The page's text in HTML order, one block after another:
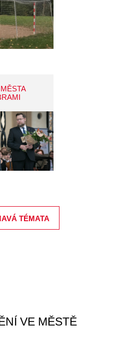
TÉMATA
VE MĚSTĚ